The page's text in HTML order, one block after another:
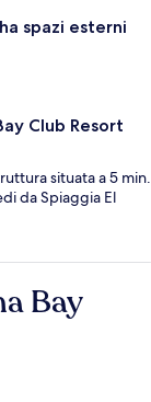
spazi esterni
Club Resort
situata a 5 min.
da Spiaggia El
Bay